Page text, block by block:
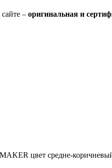
– оригинальная и
цвет средне-